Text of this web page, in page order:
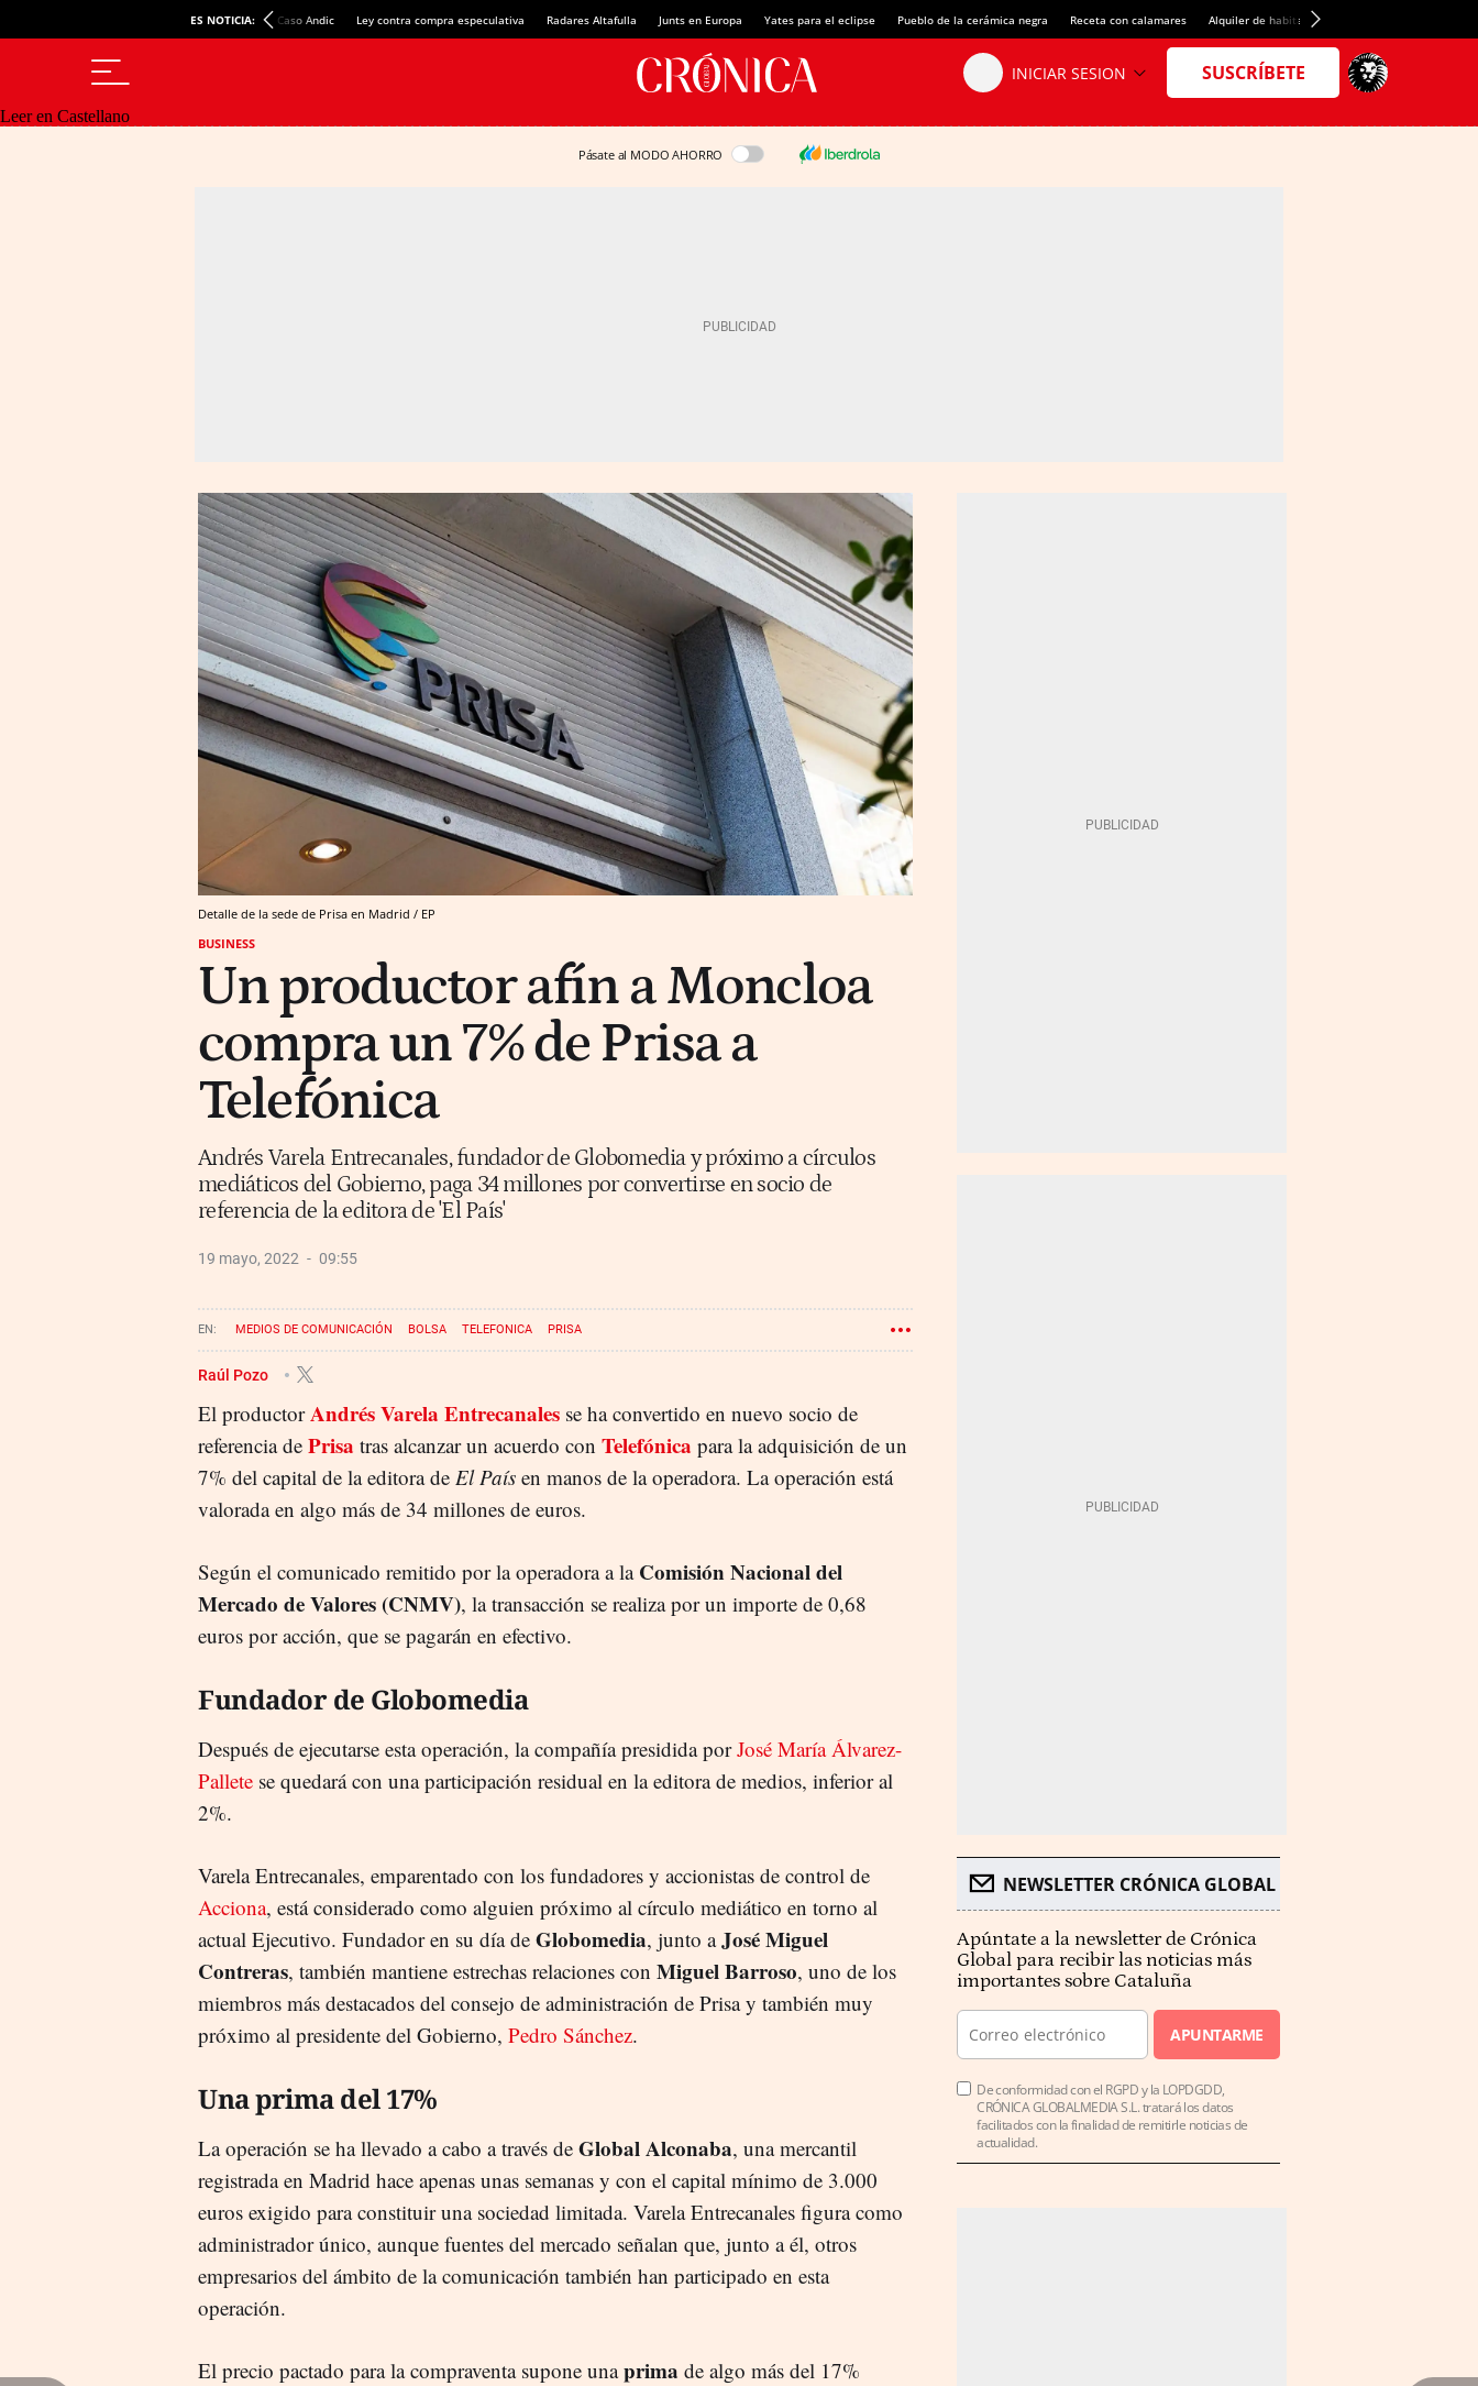
ES NOTICIA: Caso Andic Ley contra compra especulativa Radares Altafulla Junts en Europa Yates para el eclipse Pueblo de la cerámica negra Receta con calamares Alquiler de habitaciones en España
Leer en Castellano
Pásate al MODO AHORRO
Detalle de la sede de Prisa en Madrid / EP
BUSINESS
Un productor afín a Moncloa
compra un 7% de Prisa a
Telefónica
Andrés Varela Entrecanales, fundador de Globomedia y próximo a círculos
mediáticos del Gobierno, paga 34 millones por convertirse en socio de
referencia de la editora de 'El País'
19 mayo, 2022 09:55
MEDIOS DE COMUNICACIÓN BOLSA TELEFONICA PRISA
Raúl Pozo
El productorAndrés Varela Entrecanales se ha convertido en nuevo socio de
referencia de Prisa tras alcanzar un acuerdo con Telefónica para la adquisición de un
7% del capital de la editora de El País en manos de la operadora. La operación está
valorada en algo más de 34 millones de euros.
Según el comunicado remitido por la operadora a la Comisión Nacional del
Mercado de Valores (CNMV), la transacción se realiza por un importe de 0,68
euros por acción, que se pagarán en efectivo.
Fundador de Globomedia
Después de ejecutarse esta operación, la compañía presidida porJosé María Álvarez-
Pallete se quedará con una participación residual en la editora de medios, inferior al
2%.
Varela Entrecanales, emparentado con los fundadores y accionistas de control de
Acciona, está considerado como alguien próximo al círculo mediático en torno al
actual Ejecutivo. Fundador en su día de Globomedia, junto aJosé Miguel
Contreras, también mantiene estrechas relaciones con Miguel Barroso, uno de los
miembros más destacados del consejo de administración de Prisa y también muy
próximo al presidente del Gobierno, Pedro Sánchez.
Una prima del 17%
La operación se ha llevado a cabo a través de Global Alconaba, una mercantil
registrada en Madrid hace apenas unas semanas y con el capital mínimo de 3.000
euros exigido para constituir una sociedad limitada. Varela Entrecanales figura como
administrador único, aunque fuentes del mercado señalan que, junto a él, otros
empresarios del ámbito de la comunicación también han participado en esta
operación.
El precio pactado para la compraventa supone unaprima de algo más del 17%
NEWSLETTER CRÓNICA GLOBAL
Apúntate a la newsletter de Crónica
Global para recibir las noticias más
importantes sobre Cataluña
APUNTARME
De conformidad con el RGPD y la LOPDGDD,
CRÓNICA GLOBALMEDIA S.L. tratará los datos
facilitados con la finalidad de remitirle noticias de
actualidad.